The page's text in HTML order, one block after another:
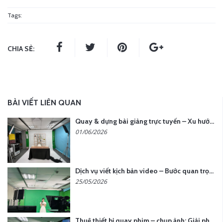
Tags:
CHIA SẺ:
BÀI VIẾT LIÊN QUAN
Quay & dựng bài giảng trực tuyến – Xu hướng đào tạo thời đại số
01/06/2026
Dịch vụ viết kịch bản video – Bước quan trọng quyết định thành công nội dung
25/05/2026